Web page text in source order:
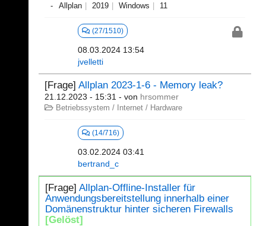
Allplan
2019 Windows 11
(27/1510)
08.03.2024 13:54
jvelletti
[Frage] Allplan 2023-1-6 - Memory leak?
21.12.2023 - 15:31 - von hrsommer
Betriebssystem / Internet / Hardware
(14/716)
03.02.2024 03:41
bertrand_c
[Frage] Allplan-Offline-Installer für
Anwendungsbereitstellung innerhalb einer
Domänenstruktur hinter sicheren Firewalls
[Gelöst]